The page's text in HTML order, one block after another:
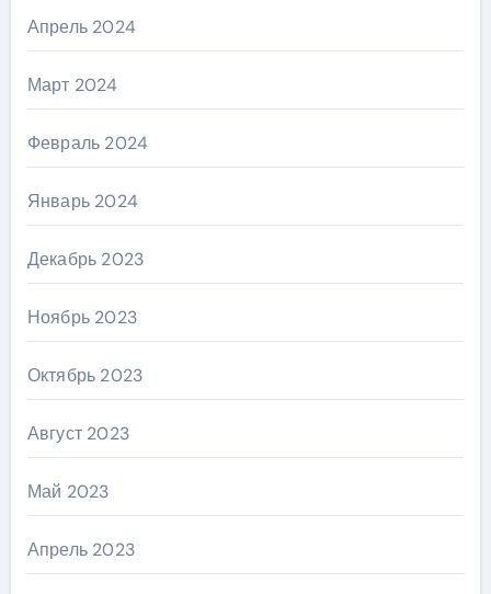
Апрель 2024
Март 2024
Февраль 2024
Январь 2024
Декабрь 2023
Ноябрь 2023
Октябрь 2023
Август 2023
Май 2023
Апрель 2023